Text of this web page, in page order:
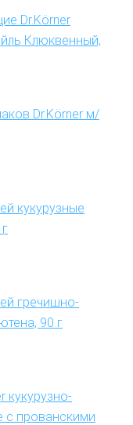
Dr.Körner
Клюквенный,
Dr.Körner м/
кукурузные
гречишно-
90 г
кукурузно-
с прованскими